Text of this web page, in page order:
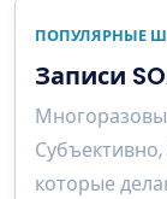
ПОПУЛЯРНЫЕ
Записи
которые